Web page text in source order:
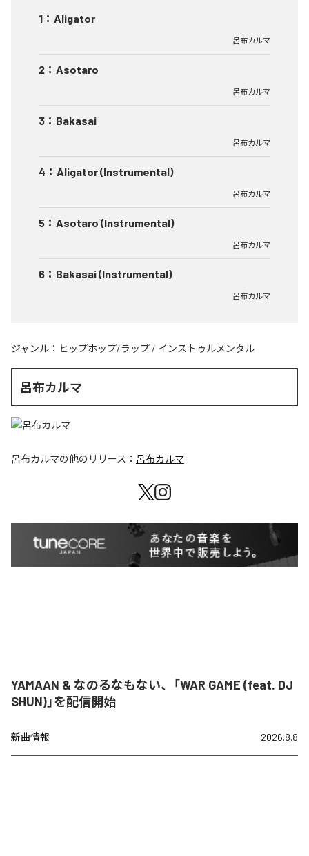
1 ： Aligator
呂布カルマ
2 ： Asotaro
呂布カルマ
3 ： Bakasai
呂布カルマ
4 ： Aligator (Instrumental)
呂布カルマ
5 ： Asotaro (Instrumental)
呂布カルマ
6 ： Bakasai (Instrumental)
呂布カルマ
ジャンル： ヒップホップ/ラップ / インストゥルメンタル
呂布カルマ
呂布カルマの他のリリース： 呂布カルマ
YAMAAN & なのるなもない、「WAR GAME (feat. DJ
SHUN)」を配信開始
新曲情報 2026.8.8